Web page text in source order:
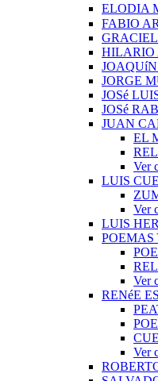
ELODIA
FABIO
HILARIO
JORGE
JOSé
JOSé
JUAN
EL
Ver
LUIS
Ver
LUIS
Ver
RENéE
Ver